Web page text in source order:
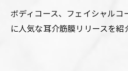
ボディコース、フェイシャル
に人気な耳介筋膜リリースを